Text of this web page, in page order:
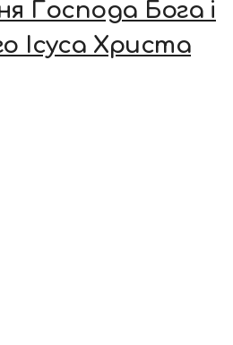
Господа Бога і
Ісуса Христа